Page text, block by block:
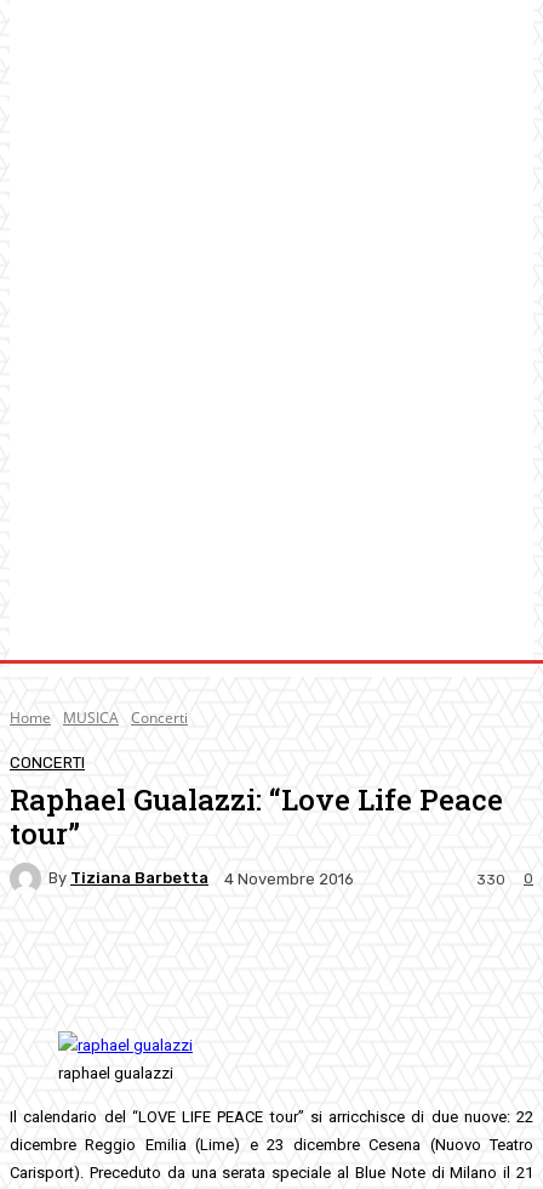
Home MUSICA Concerti
CONCERTI
Raphael Gualazzi: “Love Life Peace
tour”
By Tiziana Barbetta 4 Novembre 2016 0
330
raphael gualazzi
Il calendario del “LOVE LIFE PEACE tour” si arricchisce di due nuove: 22
dicembre Reggio Emilia (Lime) e 23 dicembre Cesena (Nuovo Teatro
Carisport). Preceduto da una serata speciale al Blue Note di Milano il 21